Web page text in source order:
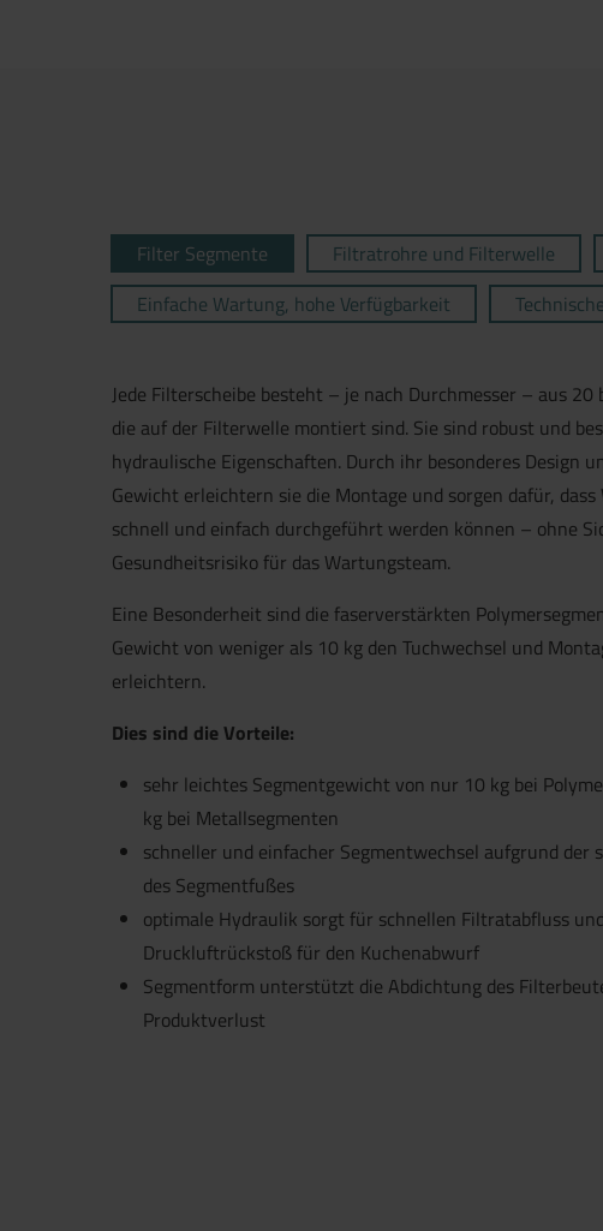
Filter Segmente
Filtratrohre und Filterwelle
Einfache Wartung, hohe Verfügbarkeit
Jede Filterscheibe besteht – je nach Durchmesser – aus
die auf der Filterwelle montiert sind. Sie sind robust und
hydraulische Eigenschaften. Durch ihr besonderes Design
Gewicht erleichtern sie die Montage und sorgen dafür,
schnell und einfach durchgeführt werden können – ohne
Gesundheitsrisiko für das Wartungsteam.
Eine Besonderheit sind die faserverstärkten
Gewicht von weniger als 10 kg den Tuchwechsel und
erleichtern.
Dies sind die Vorteile:
sehr leichtes Segmentgewicht von nur 10 kg bei
kg bei Metallsegmenten
schneller und einfacher Segmentwechsel aufgrund der
des Segmentfußes
optimale Hydraulik sorgt für schnellen Filtratabfluss
Druckluftrückstoß für den Kuchenabwurf
Segmentform unterstützt die Abdichtung des
ProduktverlustJetzt direkt die gemerkte Auswahl